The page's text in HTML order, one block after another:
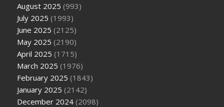
August 2025 (993)
July 2025 (1993)
June 2025 (2125)
May 2025 (2190)
April 2025 (1715)
March 2025 (1976)
February 2025 (1843)
January 2025 (2142)
December 2024 (2098)